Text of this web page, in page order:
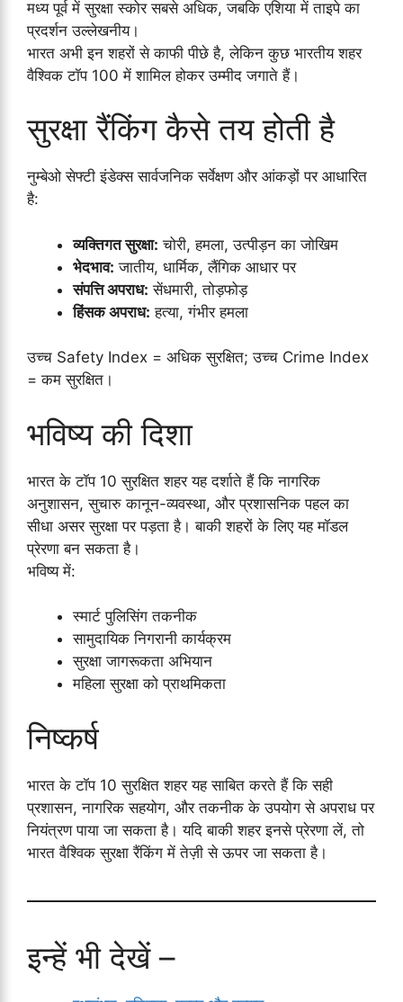
मध्य पूर्व में सुरक्षा स्कोर सबसे अधिक, जबकि एशिया में ताइपे का
प्रदर्शन उल्लेखनीय।
भारत अभी इन शहरों से काफी पीछे है, लेकिन कुछ भारतीय शहर
वैश्विक टॉप 100 में शामिल होकर उम्मीद जगाते हैं।
सुरक्षा रैंकिंग कैसे तय होती है
नुम्बेओ सेफ्टी इंडेक्स सार्वजनिक सर्वेक्षण और आंकड़ों पर आधारित
है:
व्यक्तिगत सुरक्षा: चोरी, हमला, उत्पीड़न का जोखिम
भेदभाव: जातीय, धार्मिक, लैंगिक आधार पर
संपत्ति अपराध: सेंधमारी, तोड़फोड़
हिंसक अपराध: हत्या, गंभीर हमला
उच्च Safety Index = अधिक सुरक्षित; उच्च Crime Index
= कम सुरक्षित।
भविष्य की दिशा
भारत के टॉप 10 सुरक्षित शहर यह दर्शाते हैं कि नागरिक
अनुशासन, सुचारु कानून-व्यवस्था, और प्रशासनिक पहल का
सीधा असर सुरक्षा पर पड़ता है। बाकी शहरों के लिए यह मॉडल
प्रेरणा बन सकता है।
भविष्य में:
स्मार्ट पुलिसिंग तकनीक
सामुदायिक निगरानी कार्यक्रम
सुरक्षा जागरूकता अभियान
महिला सुरक्षा को प्राथमिकता
निष्कर्ष
भारत के टॉप 10 सुरक्षित शहर यह साबित करते हैं कि सही
प्रशासन, नागरिक सहयोग, और तकनीक के उपयोग से अपराध पर
नियंत्रण पाया जा सकता है। यदि बाकी शहर इनसे प्रेरणा लें, तो
भारत वैश्विक सुरक्षा रैंकिंग में तेज़ी से ऊपर जा सकता है।
इन्हें भी देखें –